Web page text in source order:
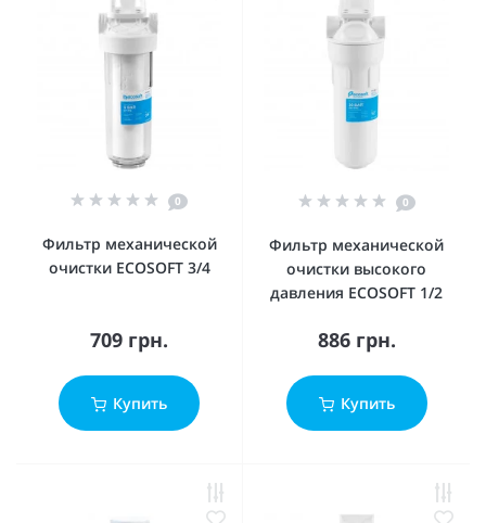
0
Фильтр механической
очистки ECOSOFT 3/4
709 грн.
Купить
0
Фильтр механической
очистки высокого
давления ECOSOFT 1/2
886 грн.
Купить